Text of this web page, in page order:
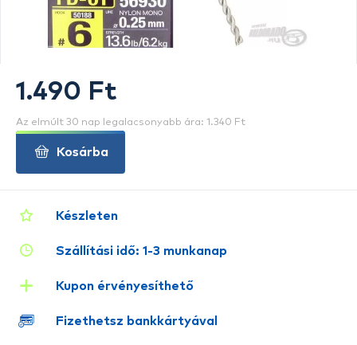
Készleten
Szállítási idő: 1-3 munkanap
Kupon érvényesíthető
Fizethetsz bankkártyával
1.490 Ft
Az elmúlt 30 nap legalacsonyabb ára: 1.340 Ft
Kosárba